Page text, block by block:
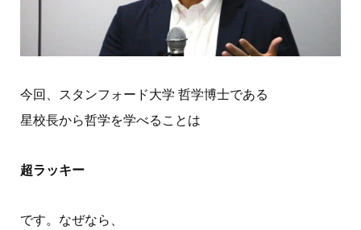
今回、スタンフォード大学 哲学博士である
星校長から哲学を学べることは
超ラッキー
です。なぜなら、